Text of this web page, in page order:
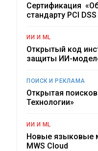
Сертификация
стандарту PCI DSS
ИИ И ML
Открытый код
защиты ИИ-
ПОИСК И РЕКЛАМА
Открытая
Технологии»
ИИ И ML
Новые языковые
MWS Cloud